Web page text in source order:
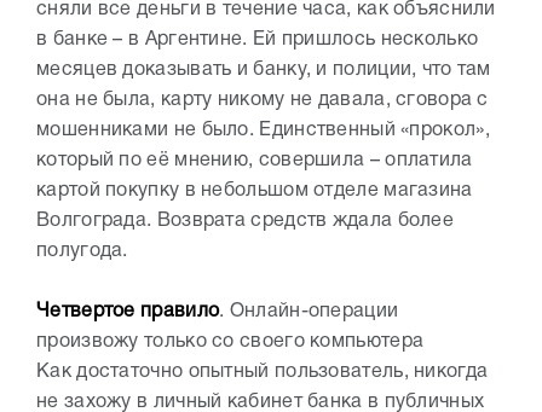
сняли все деньги в течение часа, как объяснили
в банке – в Аргентине. Ей пришлось несколько
месяцев доказывать и банку, и полиции, что там
она не была, карту никому не давала, сговора с
мошенниками не было. Единственный «прокол»,
который по её мнению, совершила – оплатила
картой покупку в небольшом отделе магазина
Волгограда. Возврата средств ждала более
полугода.
Четвертое правило. Онлайн-операции
произвожу только со своего компьютера
Как достаточно опытный пользователь, никогда
не захожу в личный кабинет банка в публичных